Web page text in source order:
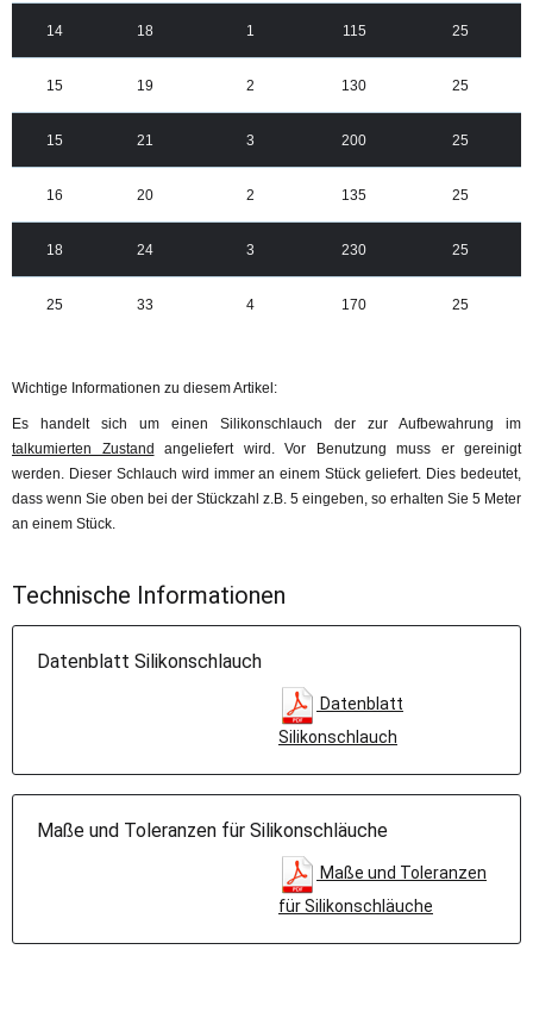
14 18 1 115 25
15 19 2 130 25
15 21 3 200 25
16 20 2 135 25
18 24 3 230 25
25 33 4 170 25
Wichtige Informationen zu diesem Artikel:
Es handelt sich um einen Silikonschlauch der zur Aufbewahrung im
talkumierten Zustand angeliefert wird. Vor Benutzung muss er gereinigt
werden. Dieser Schlauch wird immer an einem Stück geliefert. Dies bedeutet,
dass wenn Sie oben bei der Stückzahl z.B. 5 eingeben, so erhalten Sie 5 Meter
an einem Stück.
Technische Informationen
Datenblatt Silikonschlauch
Datenblatt
Silikonschlauch
Maße und Toleranzen für Silikonschläuche
Maße und Toleranzen
für Silikonschläuche